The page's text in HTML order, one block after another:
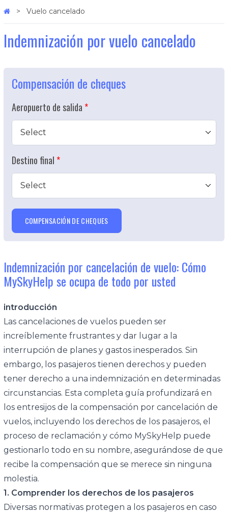
Vuelo cancelado
Indemnización por vuelo cancelado
Compensación de cheques
Aeropuerto de salida
Select
Destino final
Select
COMPENSACIÓN DE CHEQUES
Indemnización por cancelación de vuelo: Cómo
MySkyHelp se ocupa de todo por usted
introducción
Las cancelaciones de vuelos pueden ser
increíblemente frustrantes y dar lugar a la
interrupción de planes y gastos inesperados. Sin
embargo, los pasajeros tienen derechos y pueden
tener derecho a una indemnización en determinadas
circunstancias. Esta completa guía profundizará en
los entresijos de la compensación por cancelación de
vuelos, incluyendo los derechos de los pasajeros, el
proceso de reclamación y cómo MySkyHelp puede
gestionarlo todo en su nombre, asegurándose de que
recibe la compensación que se merece sin ninguna
molestia.
1. Comprender los derechos de los pasajeros
Diversas normativas protegen a los pasajeros en caso